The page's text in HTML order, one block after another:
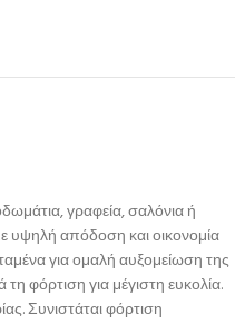
γραφεία, σαλόνια ή
υψηλή απόδοση και οικονομία
για ομαλή αυξομείωση της
φόρτιση για μέγιστη ευκολία.
Συνιστάται φόρτιση